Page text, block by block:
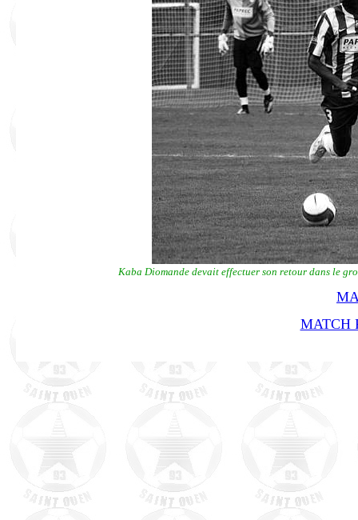
Kaba Diomande devait effectuer son retour dans le
MATCH